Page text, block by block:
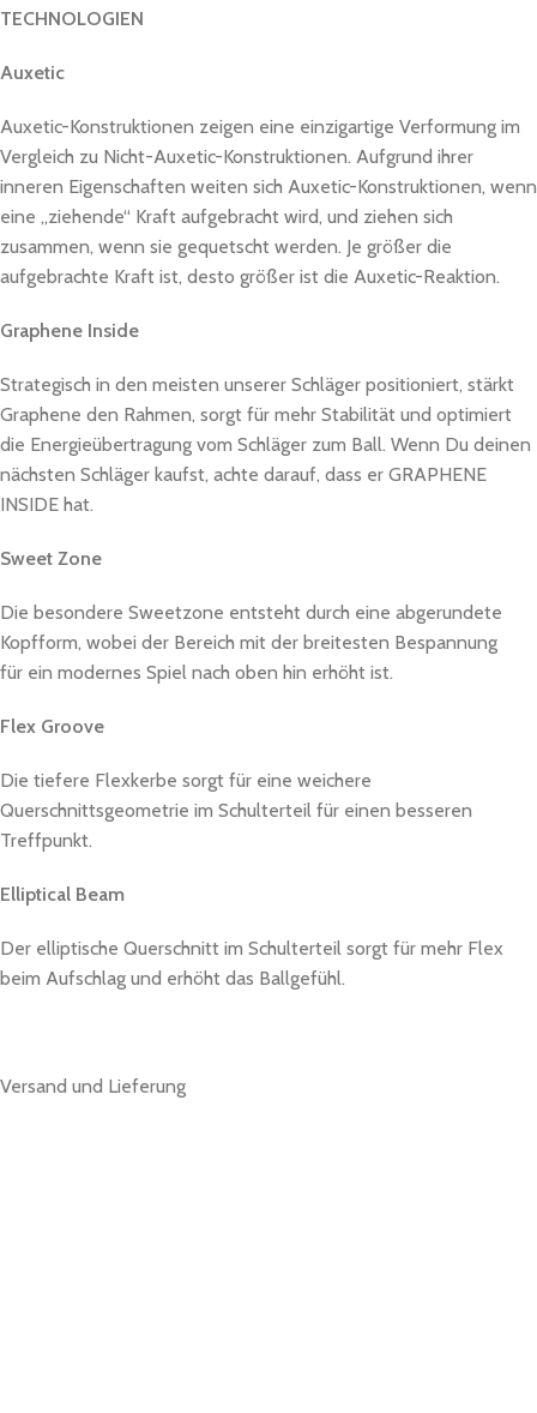
TECHNOLOGIEN
Auxetic
Auxetic-Konstruktionen zeigen eine einzigartige Verformung im
Vergleich zu Nicht-Auxetic-Konstruktionen. Aufgrund ihrer
inneren Eigenschaften weiten sich Auxetic-Konstruktionen, wenn
eine „ziehende“ Kraft aufgebracht wird, und ziehen sich
zusammen, wenn sie gequetscht werden. Je größer die
aufgebrachte Kraft ist, desto größer ist die Auxetic-Reaktion.
Graphene Inside
Strategisch in den meisten unserer Schläger positioniert, stärkt
Graphene den Rahmen, sorgt für mehr Stabilität und optimiert
die Energieübertragung vom Schläger zum Ball. Wenn Du deinen
nächsten Schläger kaufst, achte darauf, dass er GRAPHENE
INSIDE hat.
Sweet Zone
Die besondere Sweetzone entsteht durch eine abgerundete
Kopfform, wobei der Bereich mit der breitesten Bespannung
für ein modernes Spiel nach oben hin erhöht ist.
Flex Groove
Die tiefere Flexkerbe sorgt für eine weichere
Querschnittsgeometrie im Schulterteil für einen besseren
Treffpunkt.
Elliptical Beam
Der elliptische Querschnitt im Schulterteil sorgt für mehr Flex
beim Aufschlag und erhöht das Ballgefühl.
Versand und Lieferung